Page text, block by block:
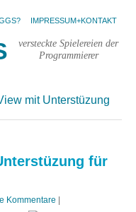
IMPRESSUM+KONTAKT
versteckte Spielereien der
Programmierer
mit Unterstüzung
für
Kommentare